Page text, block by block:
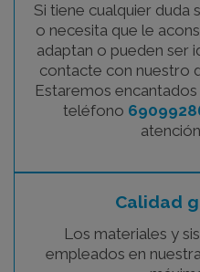
Si tiene cualquier
o necesita que le
adaptan o pueden ser
contacte con nuestro
Estaremos
teléfono
Calidad
Los materiales y
empleados en